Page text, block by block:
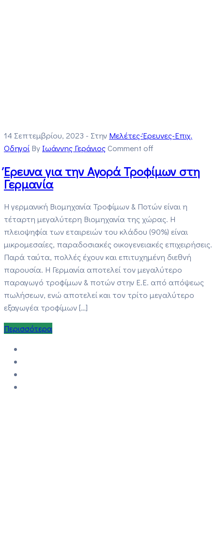
14 Σεπτεμβρίου, 2023 - Στην Μελέτες-Έρευνες-Επιχ.
Οδηγοί By Ιωάννης ΓεράνιοςComment off
Έρευνα για την Αγορά Τροφίμων στη
Γερμανία
Η γερμανική Βιομηχανία Τροφίμων & Ποτών είναι η
τέταρτη μεγαλύτερη Βιομηχανία της χώρας. Η
πλειοψηφία των εταιρειών του κλάδου (90%) είναι
μικρομεσαίες, παραδοσιακές οικογενειακές επιχειρήσεις.
Παρά ταύτα, πολλές έχουν και επιτυχημένη διεθνή
παρουσία. Η Γερμανία αποτελεί τον μεγαλύτερο
παραγωγό τροφίμων & ποτών στην Ε.Ε. από απόψεως
πωλήσεων, ενώ αποτελεί και τον τρίτο μεγαλύτερο
εξαγωγέα τροφίμων […]
Περισσότερα